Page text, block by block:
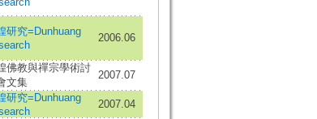
研究=Dunhuang
2006.06
佛教與禪宗學術討
文集
2007.07
研究=Dunhuang
2007.04